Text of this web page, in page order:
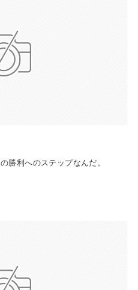
勝利へのステップなんだ。